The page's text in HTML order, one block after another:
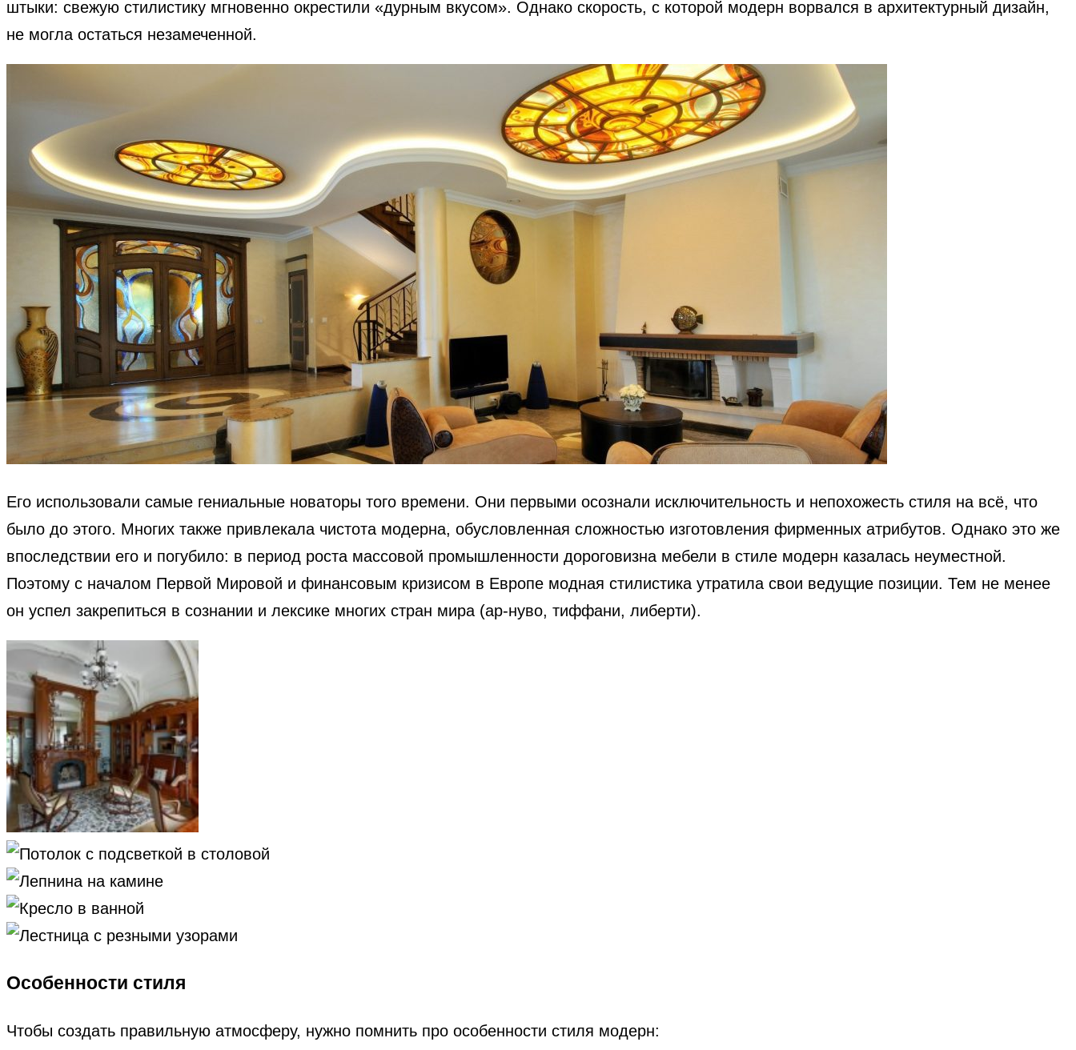
штыки: свежую стилистику мгновенно окрестили «дурным вкусом». Однако скорость, с которой модерн ворвался в архитектурный дизайн,
не могла остаться незамеченной.
Его использовали самые гениальные новаторы того времени. Они первыми осознали исключительность и непохожесть стиля на всё, что
было до этого. Многих также привлекала чистота модерна, обусловленная сложностью изготовления фирменных атрибутов. Однако это же
впоследствии его и погубило: в период роста массовой промышленности дороговизна мебели в стиле модерн казалась неуместной.
Поэтому с началом Первой Мировой и финансовым кризисом в Европе модная стилистика утратила свои ведущие позиции. Тем не менее
он успел закрепиться в сознании и лексике многих стран мира (ар-нуво, тиффани, либерти).
Особенности стиля
Чтобы создать правильную атмосферу, нужно помнить про особенности стиля модерн: